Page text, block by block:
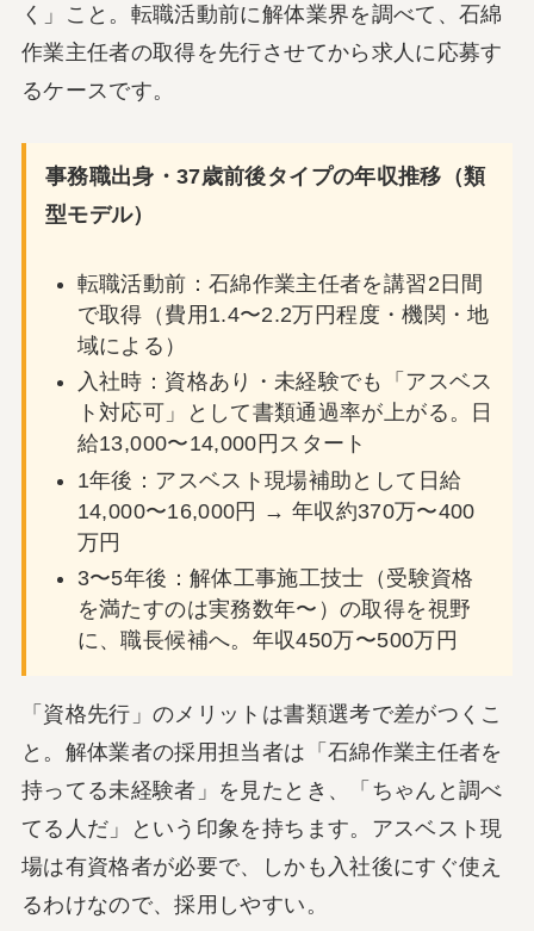
く」こと。転職活動前に解体業界を調べて、石綿
作業主任者の取得を先行させてから求人に応募す
るケースです。
事務職出身・37歳前後タイプの年収推移（類
型モデル）
転職活動前：石綿作業主任者を講習2日間
で取得（費用1.4〜2.2万円程度・機関・地
域による）
入社時：資格あり・未経験でも「アスベス
ト対応可」として書類通過率が上がる。日
給13,000〜14,000円スタート
1年後：アスベスト現場補助として日給
14,000〜16,000円 → 年収約370万〜400
万円
3〜5年後：解体工事施工技士（受験資格
を満たすのは実務数年〜）の取得を視野
に、職長候補へ。年収450万〜500万円
「資格先行」のメリットは書類選考で差がつくこ
と。解体業者の採用担当者は「石綿作業主任者を
持ってる未経験者」を見たとき、「ちゃんと調べ
てる人だ」という印象を持ちます。アスベスト現
場は有資格者が必要で、しかも入社後にすぐ使え
るわけなので、採用しやすい。